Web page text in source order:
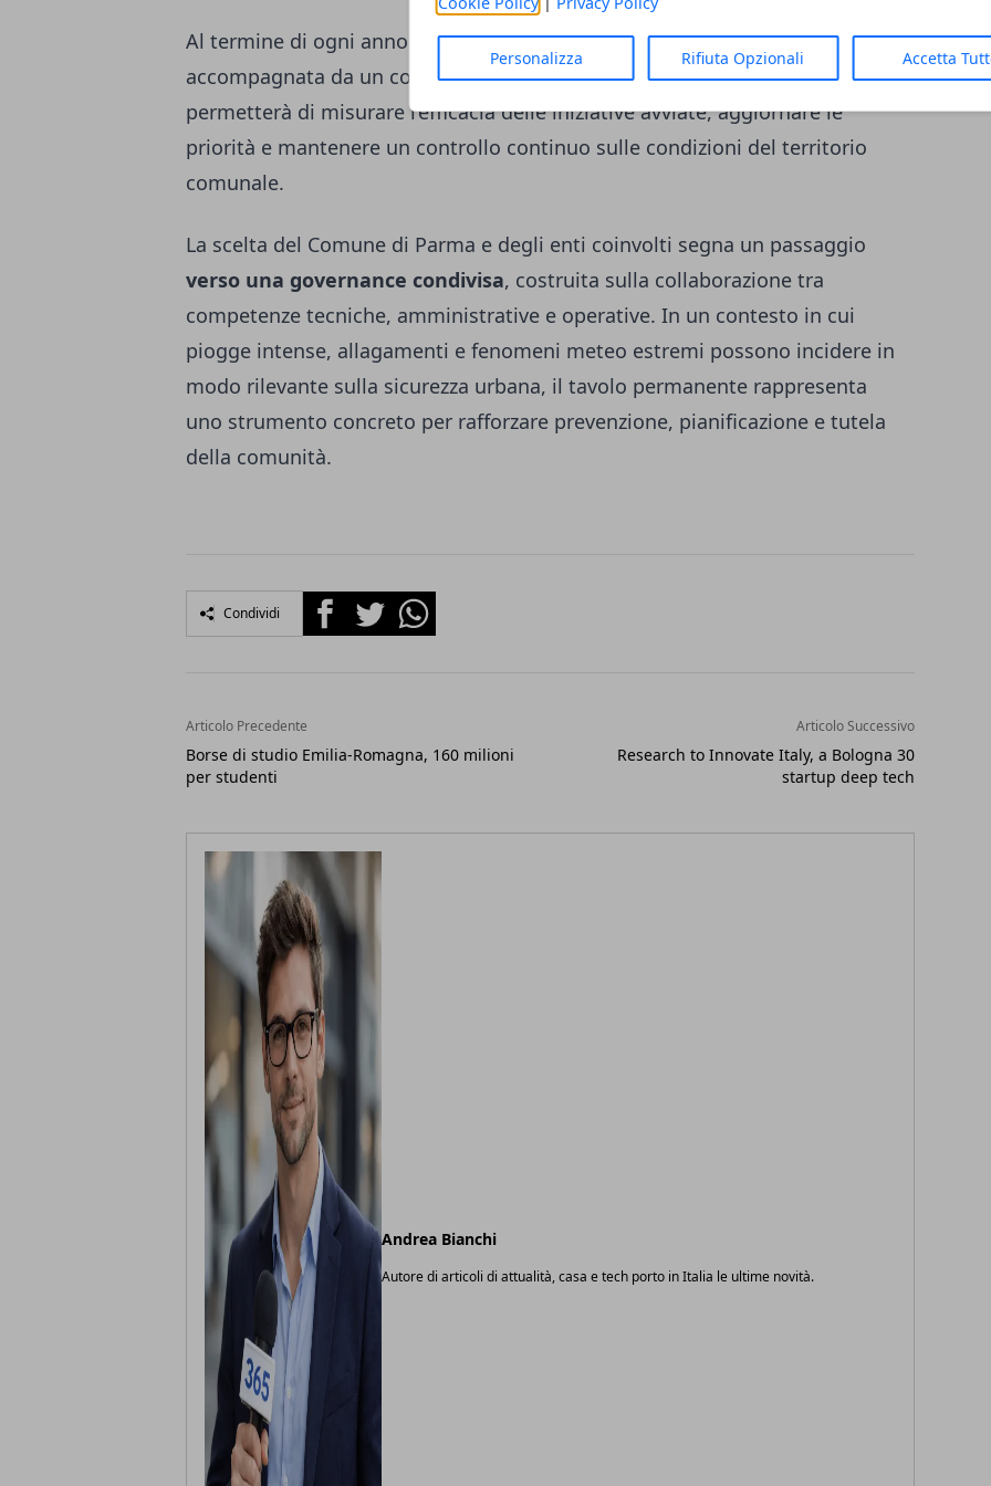
Personalizza Rifiuta Opzionali Accetta
Al termine di ogni anno è prevista una verifica dei risultati raggiunti,
accompagnata da un consuntivo delle attività svolte. Questo metodo
permetterà di misurare l’efficacia delle iniziative avviate, aggiornare le
priorità e mantenere un controllo continuo sulle condizioni del territorio
comunale.
La scelta del Comune di Parma e degli enti coinvolti segna un passaggio
verso una governance condivisa, costruita sulla collaborazione tra
competenze tecniche, amministrative e operative. In un contesto in cui
piogge intense, allagamenti e fenomeni meteo estremi possono incidere in
modo rilevante sulla sicurezza urbana, il tavolo permanente rappresenta
uno strumento concreto per rafforzare prevenzione, pianificazione e tutela
della comunità.
Condividi FacebookTwitterWhatsapp
Articolo Precedente
Borse di studio Emilia-Romagna, 160 milioni
per studenti
Articolo Successivo
Research to Innovate Italy, a Bologna 30
startup deep tech
Andrea Bianchi
Autore di articoli di attualità, casa e tech porto in Italia le ultime novità.